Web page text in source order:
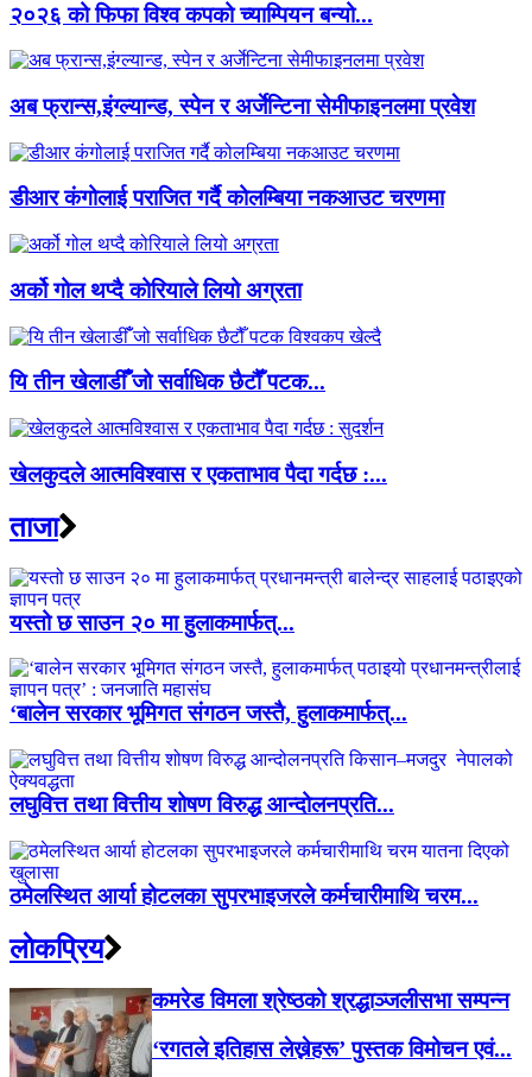
२०२६ को फिफा विश्व कपको च्याम्पियन बन्यो...
अब फ्रान्स,इंग्ल्यान्ड, स्पेन र अर्जेन्टिना सेमीफाइनलमा प्रवेश
डीआर कंगोलाई पराजित गर्दै कोलम्बिया नकआउट चरणमा
अर्को गोल थप्दै कोरियाले लियो अग्रता
यि तीन खेलाडीँँ जो सर्वाधिक छैटौँ पटक...
खेलकुदले आत्मविश्वास र एकताभाव पैदा गर्दछ :...
ताजा
यस्तो छ साउन २० मा हुलाकमार्फत्...
‘बालेन सरकार भूमिगत संगठन जस्तै, हुलाकमार्फत्...
लघुवित्त तथा वित्तीय शोषण विरुद्ध आन्दोलनप्रति...
ठमेलस्थित आर्या होटलका सुपरभाइजरले कर्मचारीमाथि चरम...
लाेकप्रिय
कमरेड विमला श्रेष्ठको श्रद्धाञ्जलीसभा सम्पन्न
‘रगतले इतिहास लेख्नेहरू’ पुस्तक विमोचन एवं...